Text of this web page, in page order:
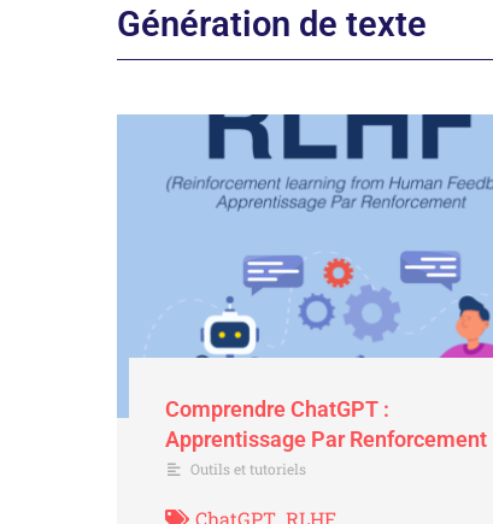
Génération de texte
Comprendre ChatGPT :
Apprentissage Par Renforcement
Outils et tutoriels
ChatGPT, RLHF